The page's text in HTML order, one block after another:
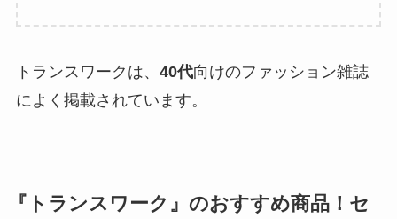
トランスワークは、 40代向けのファッション雑誌
によく掲載されています。
『トランスワーク』のおすすめ商品！セ